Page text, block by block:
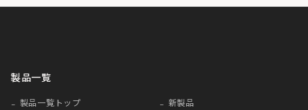
製品一覧
製品一覧トップ
新製品